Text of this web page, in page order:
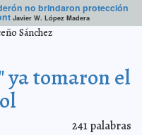
no brindaron protección
Javier W. López Madera
mantenimiento, NO era
etc.
ICA Javier W. López Madera
de Línea 12 al
López Madera
en julio: Con enfoque
Javier W. López Madera
Sánchez
ya tomaron el
241palabras